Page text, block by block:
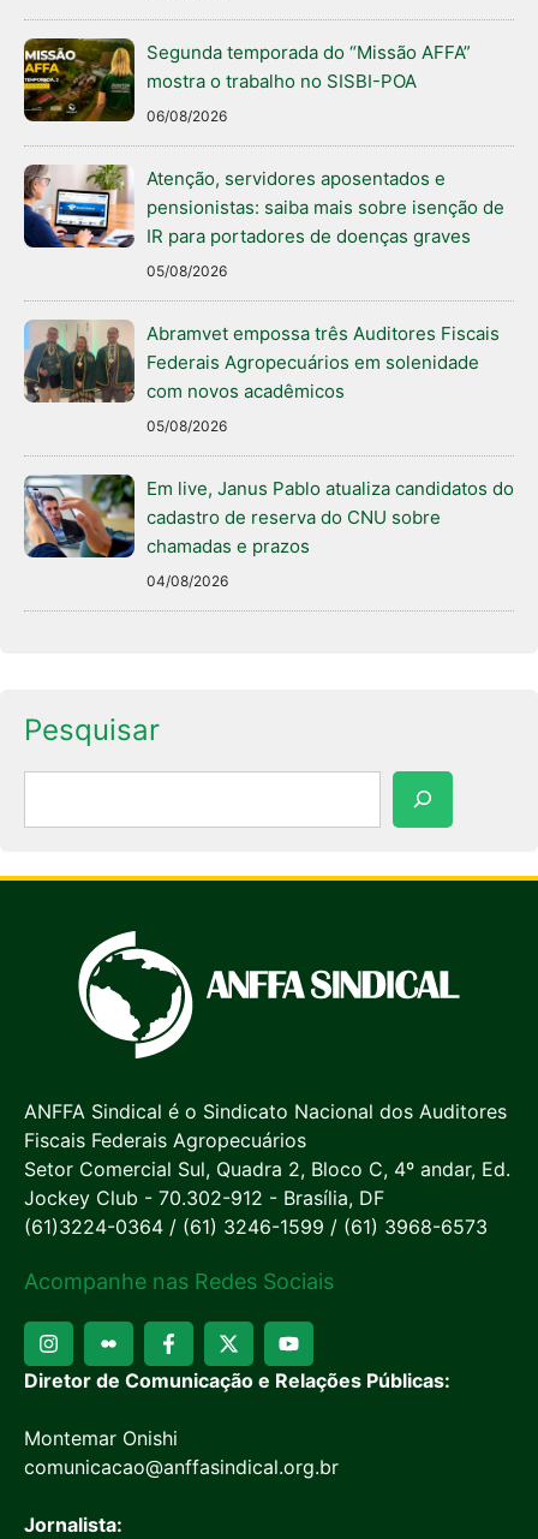
Segunda temporada do “Missão AFFA”
mostra o trabalho no SISBI-POA
06/08/2026
Atenção, servidores aposentados e
pensionistas: saiba mais sobre isenção de
IR para portadores de doenças graves
05/08/2026
Abramvet empossa três Auditores Fiscais
Federais Agropecuários em solenidade
com novos acadêmicos
05/08/2026
Em live, Janus Pablo atualiza candidatos do
cadastro de reserva do CNU sobre
chamadas e prazos
04/08/2026
Pesquisar
ANFFA Sindical é o Sindicato Nacional dos Auditores
Fiscais Federais Agropecuários
Setor Comercial Sul, Quadra 2, Bloco C, 4º andar, Ed.
Jockey Club - 70.302-912 - Brasília, DF
(61)3224-0364 / (61) 3246-1599 / (61) 3968-6573
Acompanhe nas Redes Sociais
Diretor de Comunicação e Relações Públicas:
Montemar Onishi
comunicacao@anffasindical.org.br
Jornalista: